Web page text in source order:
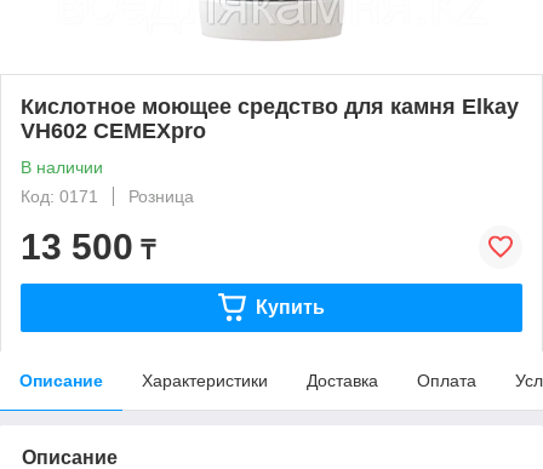
Кислотное моющее средство для камня Elkay
VH602 CEMEXpro
В наличии
Код: 0171
Розница
13 500 ₸
Купить
Описание Характеристики Доставка Оплата
Описание